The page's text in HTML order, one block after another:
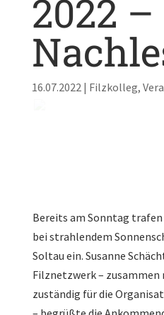
2022 –
16.07.2022| Filzkolleg,
Bereits am Sonntag
bei strahlendem
Soltau ein. Susanne
Filznetzwerk –
zuständig für die